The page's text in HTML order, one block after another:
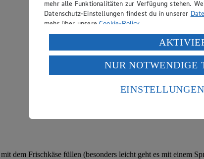
dem Frischkäse füllen (besonders leicht geht es mit einem
mehr alle Funktionalitäten zur Verfügung stehen.
Datenschutz-Einstellungen findest du in unserer
mehr über unsereCookie-Policy.
Verarbeitung deiner personenbezogenen Daten in
Wenn du auf „Aktivieren“ klickst, willigst du im
ein, dass deine Daten in den USA verarbeitet
einem nach europäischen Standards nicht
Risiko eines Zugriffs durch US-amerikanische
NUR NOTWENDIGE